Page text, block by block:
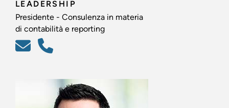
LEADERSHIP
Presidente - Consulenza in materia
di contabilità e reporting